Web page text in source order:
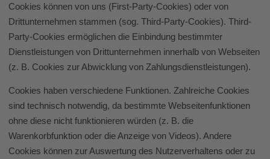
Cookies können von uns (First-Party-Cookies) oder von
Drittunternehmen stammen (sog. Third-Party-Cookies). Third-
Party-Cookies ermöglichen die Einbindung bestimmter
Dienstleistungen von Drittunternehmen innerhalb von Webseiten
(z. B. Cookies zur Abwicklung von Zahlungsdienstleistungen).
Cookies haben verschiedene Funktionen. Zahlreiche Cookies
sind technisch notwendig, da bestimmte Webseitenfunktionen
ohne diese nicht funktionieren würden (z. B. die
Warenkorbfunktion oder die Anzeige von Videos). Andere
Cookies können zur Auswertung des Nutzerverhaltens oder zu